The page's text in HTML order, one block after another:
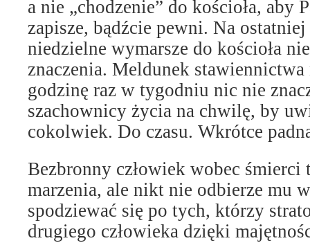
a nie „chodzenie” do kościoła, aby
zapisze, bądźcie pewni. Na
niedzielne wymarsze do kościoła
znaczenia. Meldunek stawiennictwa
godzinę raz w tygodniu nic nie
szachownicy życia na chwilę, by
cokolwiek. Do czasu. Wkrótce
Bezbronny człowiek wobec śmierci
marzenia, ale nikt nie odbierze mu
spodziewać się po tych, którzy
drugiego człowieka dzięki